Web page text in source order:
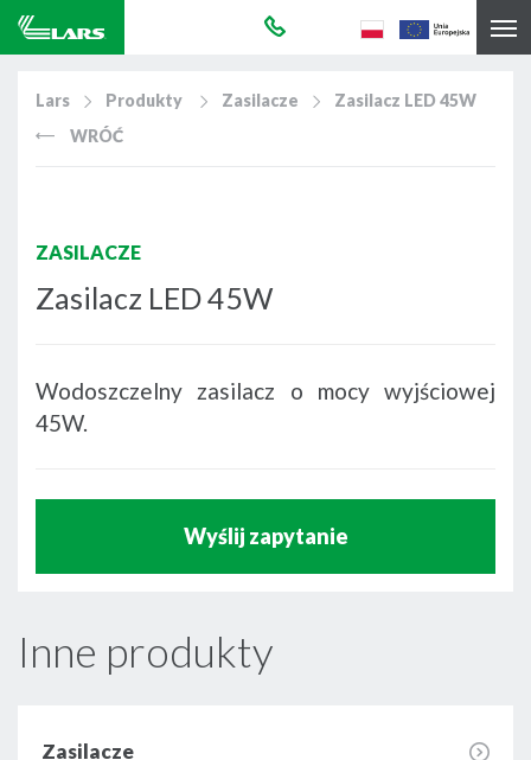
Lars Produkty Zasilacze
Zasilacz LED 45W
WRÓĆ
ZASILACZE
Zasilacz LED 45W
Wodoszczelny zasilacz o mocy wyjściowej
45W.
Wyślij zapytanie
Inne produkty
Zasilacze